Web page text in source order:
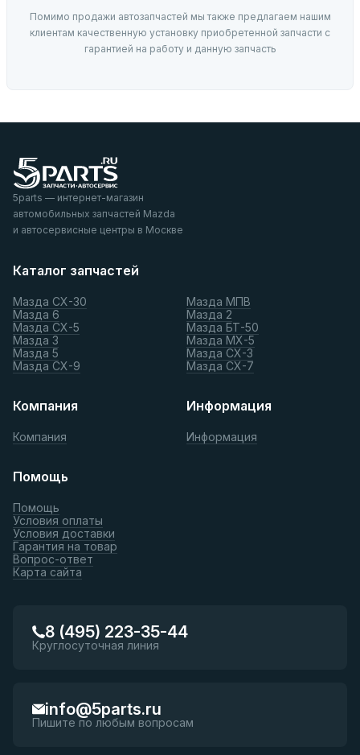
Помимо продажи автозапчастей мы также предлагаем нашим
клиентам качественную установку приобретенной запчасти с
гарантией на работу и данную запчасть
5parts — интернет-магазин
автомобильных запчастей Mazda
и автосервисные центры в Москве
Каталог запчастей
Мазда СХ-30
Мазда 6
Мазда СХ-5
Мазда 3
Мазда 5
Мазда СХ-9
Мазда МПВ
Мазда 2
Мазда БТ-50
Мазда МХ-5
Мазда СХ-3
Мазда СХ-7
Компания
Компания
Информация
Информация
Помощь
Помощь
Условия оплаты
Условия доставки
Гарантия на товар
Вопрос-ответ
Карта сайта
8 (495) 223-35-44
Круглосуточная линия
info@5parts.ru
Пишите по любым вопросам